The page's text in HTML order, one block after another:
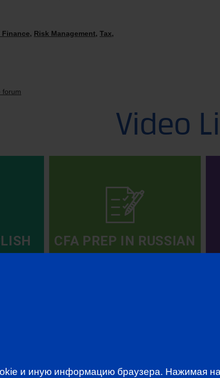
Finance, Risk Management, Tax,
forum
Video
CFA PREP IN RUSSIAN
и иную информацию браузера. Нажимая на